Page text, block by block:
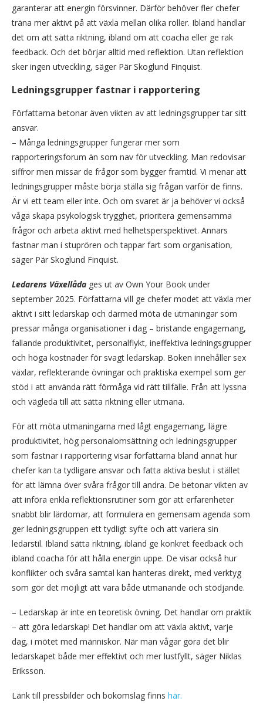
garanterar att energin försvinner. Därför behöver fler chefer
träna mer aktivt på att växla mellan olika roller. Ibland handlar
det om att sätta riktning, ibland om att coacha eller ge rak
feedback. Och det börjar alltid med reflektion. Utan reflektion
sker ingen utveckling, säger Pär Skoglund Finquist.
Ledningsgrupper fastnar i rapportering
Författarna betonar även vikten av att ledningsgrupper tar sitt
ansvar.
– Många ledningsgrupper fungerar mer som
rapporteringsforum än som nav för utveckling. Man redovisar
siffror men missar de frågor som bygger framtid. Vi menar att
ledningsgrupper måste börja ställa sig frågan varför de finns.
Är vi ett team eller inte. Och om svaret är ja behöver vi också
våga skapa psykologisk trygghet, prioritera gemensamma
frågor och arbeta aktivt med helhetsperspektivet. Annars
fastnar man i stuprören och tappar fart som organisation,
säger Pär Skoglund Finquist.
Ledarens Växellåda ges ut av Own Your Book under
september 2025. Författarna vill ge chefer modet att växla mer
aktivt i sitt ledarskap och därmed möta de utmaningar som
pressar många organisationer i dag – bristande engagemang,
fallande produktivitet, personalflykt, ineffektiva ledningsgrupper
och höga kostnader för svagt ledarskap. Boken innehåller sex
växlar, reflekterande övningar och praktiska exempel som ger
stöd i att använda rätt förmåga vid rätt tillfälle. Från att lyssna
och vägleda till att sätta riktning eller utmana.
För att möta utmaningarna med lågt engagemang, lägre
produktivitet, hög personalomsättning och ledningsgrupper
som fastnar i rapportering visar författarna bland annat hur
chefer kan ta tydligare ansvar och fatta aktiva beslut i stället
för att lämna över svåra frågor till andra. De betonar vikten av
att införa enkla reflektionsrutiner som gör att erfarenheter
snabbt blir lärdomar, att formulera en gemensam agenda som
ger ledningsgruppen ett tydligt syfte och att variera sin
ledarstil. Ibland sätta riktning, ibland ge konkret feedback och
ibland coacha för att hålla energin uppe. De visar också hur
konflikter och svåra samtal kan hanteras direkt, med verktyg
som gör det möjligt att vara både utmanande och stödjande.
– Ledarskap är inte en teoretisk övning. Det handlar om praktik
– att göra ledarskap! Det handlar om att växla aktivt, varje
dag, i mötet med människor. När man vågar göra det blir
ledarskapet både mer effektivt och mer lustfyllt, säger Niklas
Eriksson.
Länk till pressbilder och bokomslag finns här.